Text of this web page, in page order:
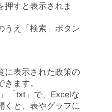
押すと表示されま
うえ「検索」ボタン
に表示された政策の
ます。
「txt」で、Excelな
くと、表やグラフに